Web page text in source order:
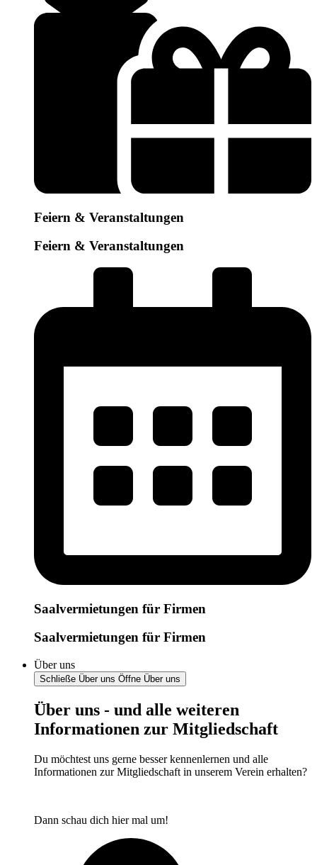
Feiern & Veranstaltungen
Feiern & Veranstaltungen
Saalvermietungen für Firmen
Saalvermietungen für Firmen
Über uns
Schließe Über uns Öffne Über uns
Über uns - und alle weiteren
Informationen zur Mitgliedschaft
Du möchtest uns gerne besser kennenlernen und alle
Informationen zur Mitgliedschaft in unserem Verein erhalten?
Dann schau dich hier mal um!